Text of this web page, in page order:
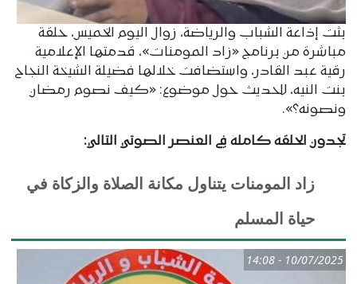
بثت إذاعة الشباب والرياضة، زوال اليوم الخميس، حلقة
مباشرة من برنامج «زاد المومنات»، قدمتها الإعلامية
رقية عبد القادر، واستضافت خلالها فضيلة الشيخة النجاح
بنت النيه، للحديث حول موضوع: «كيف نصوم رمضان
ونصونه؟».
تجدون الحلقة كاملة في العنصر الصوتي التالي:
زاد المومنات يتناول مكانة الصلاة والزكاة في
حياة المسلم
10/07/2025 - 14:08